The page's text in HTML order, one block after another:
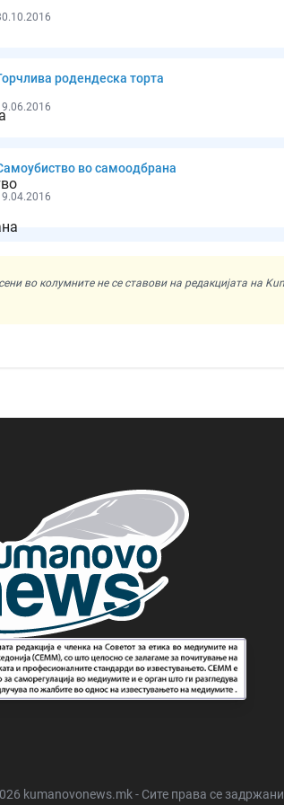
родендеска торта
во самоодбрана
во колумните не се ставови на редакцијата на
kumanovonews.mk - Сите права се